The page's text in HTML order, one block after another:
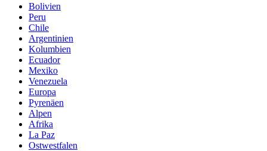
Bolivien
Peru
Chile
Argentinien
Kolumbien
Ecuador
Mexiko
Venezuela
Europa
Pyrenäen
Alpen
Afrika
La Paz
Ostwestfalen